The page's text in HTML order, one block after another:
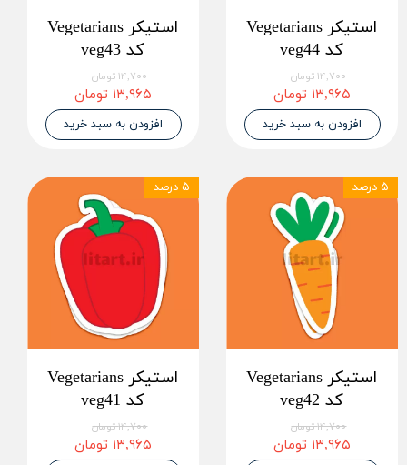
استیکر Vegetarians
کد veg44
۱۴,۷۰۰ تومان
۱۳,۹۶۵ تومان
افزودن به سبد خرید
استیکر Vegetarians
کد veg43
۱۴,۷۰۰ تومان
۱۳,۹۶۵ تومان
افزودن به سبد خرید
استیکر Vegetarians
کد veg42
۱۴,۷۰۰ تومان
۱۳,۹۶۵ تومان
۵ درصد
استیکر Vegetarians
کد veg41
۱۴,۷۰۰ تومان
۱۳,۹۶۵ تومان
۵ درصد